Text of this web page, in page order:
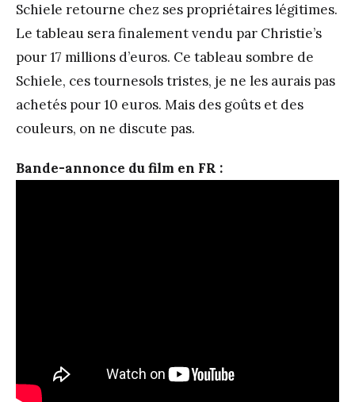
Schiele retourne chez ses propriétaires légitimes.
Le tableau sera finalement vendu par Christie’s
pour 17 millions d’euros. Ce tableau sombre de
Schiele, ces tournesols tristes, je ne les aurais pas
achetés pour 10 euros. Mais des goûts et des
couleurs, on ne discute pas.
Bande-annonce du film en FR :